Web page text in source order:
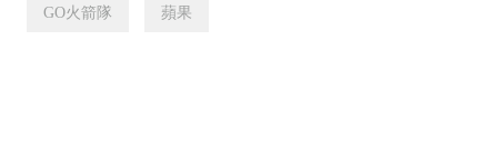
GO火箭隊 蘋果